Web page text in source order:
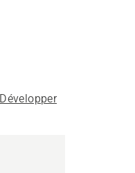
Développer